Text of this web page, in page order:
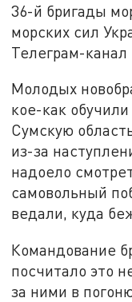
36-й бригады
морских сил
Телеграм-
Молодых
кое-как
Сумскую
из-за
надоело
самовольный
ведали, куда
Командование
посчитало это
за ними в